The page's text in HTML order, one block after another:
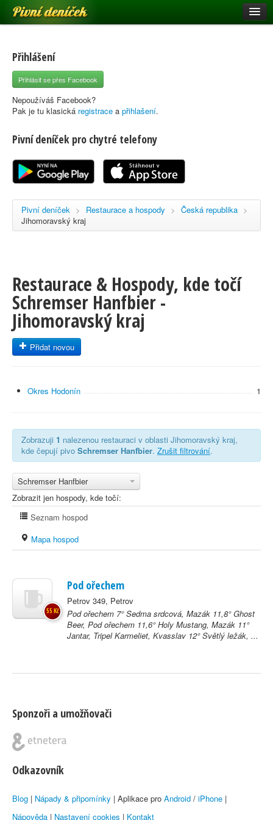
Pivní deníček
Pivní mapa
Pivní značky
Nápověda
Registrace
Přihlášení
Přihlásit se přes Facebook
Nepoužíváš Facebook?
Pak je tu klasická registrace a přihlašení.
Pivní deníček pro chytré telefony
Pivní deníček > Restaurace a hospody > Česká republika >
Jihomoravský kraj
Restaurace & Hospody, kde točí
Schremser Hanfbier -
Jihomoravský kraj
Přidat novou
Okres Hodonín 1
Zobrazuji 1 nalezenou restauraci v oblasti Jihomoravský kraj,
kde čepují pivo Schremser Hanfbier. Zrušit filtrování.
Schremser Hanfbier
Zobrazit jen hospody, kde točí:
Seznam hospod
Mapa hospod
Pod ořechem
Petrov 349, Petrov
Pod ořechem 7° Sedma srdcová, Mazák 11,8° Ghost
Beer, Pod ořechem 11,6° Holy Mustang, Mazák 11°
Jantar, Tripel Karmeliet, Kvasslav 12° Světlý ležák, ...
55 Kč
Sponzoři a umožňovači
Odkazovník
Blog | Nápady & připomínky | Aplikace pro Android / iPhone |
Nápověda | Nastavení cookies | Kontakt